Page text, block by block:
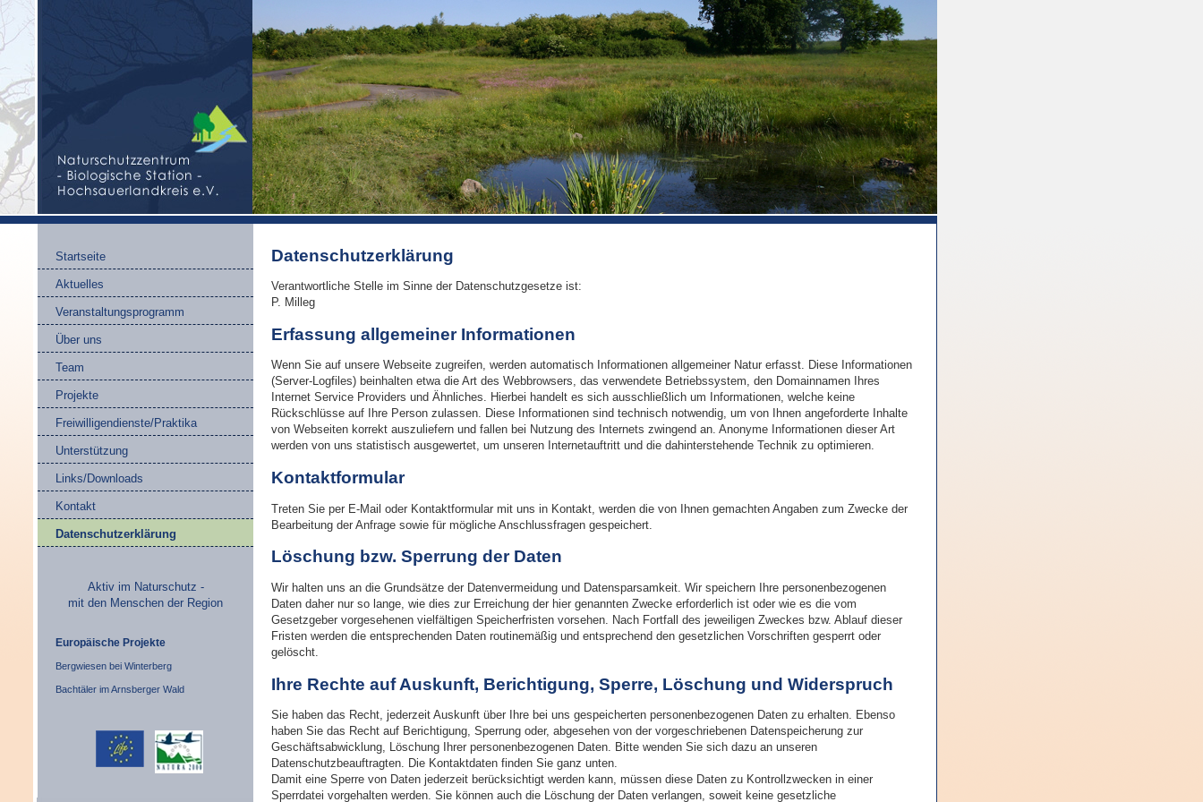
Startseite
Aktuelles
Veranstaltungsprogramm
Über uns
Team
Projekte
Freiwilligendienste/Praktika
Unterstützung
Links/Downloads
Kontakt
Datenschutzerklärung
Aktiv im Naturschutz -
mit den Menschen der Region
Europäische Projekte
Bergwiesen bei Winterberg
Bachtäler im Arnsberger Wald
Datenschutzerklärung
Verantwortliche Stelle im Sinne der Datenschutzgesetze ist:
P. Milleg
Erfassung allgemeiner Informationen
Wenn Sie auf unsere Webseite zugreifen, werden automatisch Informationen allgemeiner Natur erfasst. Diese Informationen
(Server-Logfiles) beinhalten etwa die Art des Webbrowsers, das verwendete Betriebssystem, den Domainnamen Ihres
Internet Service Providers und Ähnliches. Hierbei handelt es sich ausschließlich um Informationen, welche keine
Rückschlüsse auf Ihre Person zulassen. Diese Informationen sind technisch notwendig, um von Ihnen angeforderte Inhalte
von Webseiten korrekt auszuliefern und fallen bei Nutzung des Internets zwingend an. Anonyme Informationen dieser Art
werden von uns statistisch ausgewertet, um unseren Internetauftritt und die dahinterstehende Technik zu optimieren.
Kontaktformular
Treten Sie per E-Mail oder Kontaktformular mit uns in Kontakt, werden die von Ihnen gemachten Angaben zum Zwecke der
Bearbeitung der Anfrage sowie für mögliche Anschlussfragen gespeichert.
Löschung bzw. Sperrung der Daten
Wir halten uns an die Grundsätze der Datenvermeidung und Datensparsamkeit. Wir speichern Ihre personenbezogenen
Daten daher nur so lange, wie dies zur Erreichung der hier genannten Zwecke erforderlich ist oder wie es die vom
Gesetzgeber vorgesehenen vielfältigen Speicherfristen vorsehen. Nach Fortfall des jeweiligen Zweckes bzw. Ablauf dieser
Fristen werden die entsprechenden Daten routinemäßig und entsprechend den gesetzlichen Vorschriften gesperrt oder
gelöscht.
Ihre Rechte auf Auskunft, Berichtigung, Sperre, Löschung und Widerspruch
Sie haben das Recht, jederzeit Auskunft über Ihre bei uns gespeicherten personenbezogenen Daten zu erhalten. Ebenso
haben Sie das Recht auf Berichtigung, Sperrung oder, abgesehen von der vorgeschriebenen Datenspeicherung zur
Geschäftsabwicklung, Löschung Ihrer personenbezogenen Daten. Bitte wenden Sie sich dazu an unseren
Datenschutzbeauftragten. Die Kontaktdaten finden Sie ganz unten.
Damit eine Sperre von Daten jederzeit berücksichtigt werden kann, müssen diese Daten zu Kontrollzwecken in einer
Sperrdatei vorgehalten werden. Sie können auch die Löschung der Daten verlangen, soweit keine gesetzliche